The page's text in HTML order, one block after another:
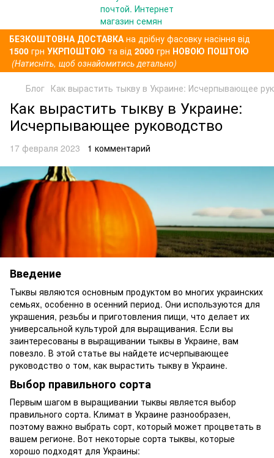
БЕЗКОШТОВНА ДОСТАВКАна дрібну фасовку насіння від
1500 грн УКРПОШТОЮ та від 2000 грн НОВОЮ ПОШТОЮ
(Натисніть, щоб ознайомитись детально)
Блог Как вырастить тыкву в Украине: Исчерпывающее
Как вырастить тыкву в Украине:
Исчерпывающее руководство
17 февраля 2023 1 комментарий
Введение
Тыквы являются основным продуктом во многих украинских
семьях, особенно в осенний период. Они используются для
украшения, резьбы и приготовления пищи, что делает их
универсальной культурой для выращивания. Если вы
заинтересованы в выращивании тыквы в Украине, вам
повезло. В этой статье вы найдете исчерпывающее
руководство о том, как вырастить тыкву в Украине.
Выбор правильного сорта
Первым шагом в выращивании тыквы является выбор
правильного сорта. Климат в Украине разнообразен,
поэтому важно выбрать сорт, который может процветать в
вашем регионе. Вот некоторые сорта тыквы, которые
хорошо подходят для Украины: